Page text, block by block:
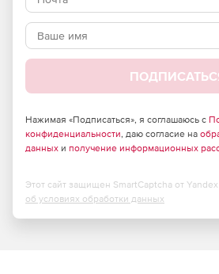
Нажимая «Подписаться», я соглашаюсь с
конфиденциальности, даю согласие на
данных и получение информационных
Этот сайт защищен SmartCaptcha от
об условиях обработки данных